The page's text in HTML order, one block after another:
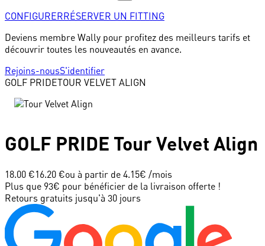
CONFIGURERRÉSERVER UN FITTING
Deviens membre Wally pour profitez des meilleurs tarifs et
découvrir toutes les nouveautés en avance.
Rejoins-nousS'identifier
GOLF PRIDETOUR VELVET ALIGN
GOLF PRIDE Tour Velvet Align
18.00 €16.20 €ou à partir de 4.15€ /mois
Plus que 93€ pour bénéficier de la livraison offerte !
Retours gratuits jusqu'à 30 jours